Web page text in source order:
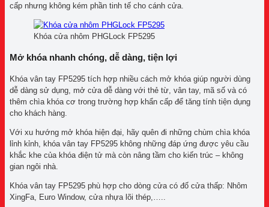
cấp nhưng không kém phần tinh tế cho cánh cửa.
Khóa cửa nhôm PHGLock FP5295
Mở khóa nhanh chóng, dễ dàng, tiện lợi
Khóa vân tay FP5295 tích hợp nhiều cách mở khóa giúp người dùng
dễ dàng sử dụng, mở cửa dễ dàng với thẻ từ, vân tay, mã số và có
thêm chìa khóa cơ trong trường hợp khẩn cấp để tăng tính tiện dụng
cho khách hàng.
Với xu hướng mở khóa hiện đại, hãy quên đi những chùm chìa khóa
lỉnh kỉnh, khóa vân tay FP5295 không những đáp ứng được yêu cầu
khắc khe của khóa điện tử mà còn nâng tầm cho kiến trúc – không
gian ngôi nhà.
Khóa vân tay FP5295 phù hợp cho dòng cửa có đố cửa thấp: Nhôm
XingFa, Euro Window, cửa nhựa lõi thép,…..